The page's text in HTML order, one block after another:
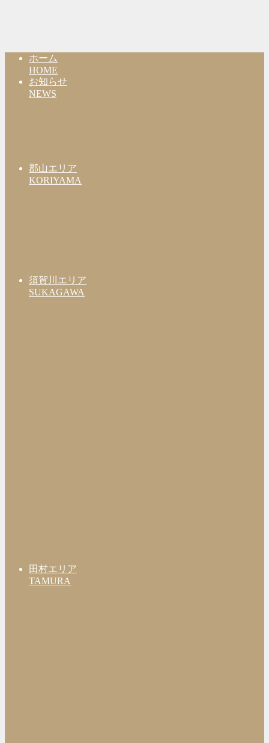
ホーム
HOME
お知らせ
NEWS
郡山エリア
KORIYAMA
須賀川エリア
SUKAGAWA
田村エリア
TAMURA